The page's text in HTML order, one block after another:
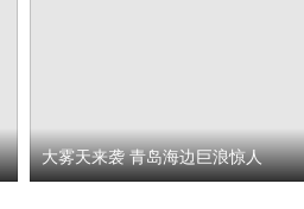
大雾天来袭 青岛海边巨浪惊人